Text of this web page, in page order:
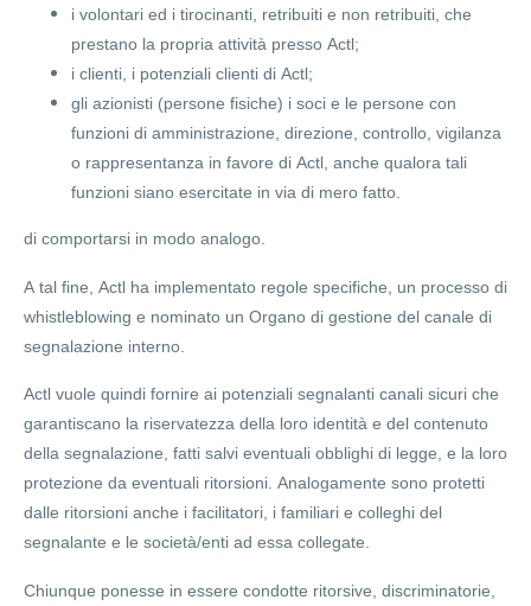
i volontari ed i tirocinanti, retribuiti e non retribuiti, che
prestano la propria attività presso Actl;
i clienti, i potenziali clienti di Actl;
gli azionisti (persone fisiche) i soci e le persone con
funzioni di amministrazione, direzione, controllo, vigilanza
o rappresentanza in favore di Actl, anche qualora tali
funzioni siano esercitate in via di mero fatto.
di comportarsi in modo analogo.
A tal fine, Actl ha implementato regole specifiche, un processo di
whistleblowing e nominato un Organo di gestione del canale di
segnalazione interno.
Actl vuole quindi fornire ai potenziali segnalanti canali sicuri che
garantiscano la riservatezza della loro identità e del contenuto
della segnalazione, fatti salvi eventuali obblighi di legge, e la loro
protezione da eventuali ritorsioni. Analogamente sono protetti
dalle ritorsioni anche i facilitatori, i familiari e colleghi del
segnalante e le società/enti ad essa collegate.
Chiunque ponesse in essere condotte ritorsive, discriminatorie,